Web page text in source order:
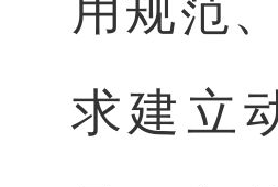
用规范
求建立